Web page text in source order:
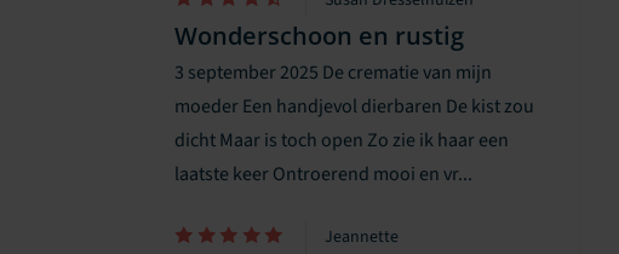
Wonderschoon en rustig
3 september 2025 De crematie van mijn
moeder Een handjevol dierbaren De kist zou
dicht Maar is toch open Zo zie ik haar een
laatste keer Ontroerend mooi en vr...
Jeannette